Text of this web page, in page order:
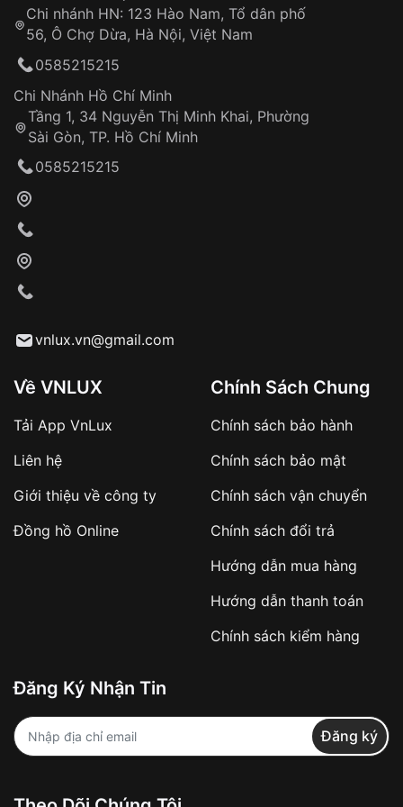
Từ khóa SEO:
Khách hàng kiểm tra và thanh toán trực tiếp
Từ khóa SEO:
sản phẩm đặc biệt
hàng
Số tiền còn lại thanh toán khi nhận hàng hoặc
✔️ Đảm bảo xử lý đơn hàng nhanh chóng
✔️ Hạn chế tình trạng hủy đơn không mong
Từ khóa SEO:
Khách hàng được
Đảm bảo quyền lợi khách hàng
Đồng hành cùng khách hàng trong suốt quá
trình sử dụng
Chi nhánh HN: 123 Hào Nam, Tổ dân phố
56, Ô Chợ Dừa, Hà Nội, Việt Nam
0585215215
Chi Nhánh Hồ Chí Minh
Tầng 1, 34 Nguyễn Thị Minh Khai, Phường
Sài Gòn, TP. Hồ Chí Minh
0585215215
vnlux.vn@gmail.com
Về VNLUX
Tải App VnLux
Liên hệ
Giới thiệu về công ty
Đồng hồ Online
Chính Sách Chung
Chính sách bảo hành
Chính sách bảo mật
Chính sách vận chuyển
Chính sách đổi trả
Hướng dẫn mua hàng
Hướng dẫn thanh toán
Chính sách kiểm hàng
Đăng Ký Nhận Tin
Đăng ký